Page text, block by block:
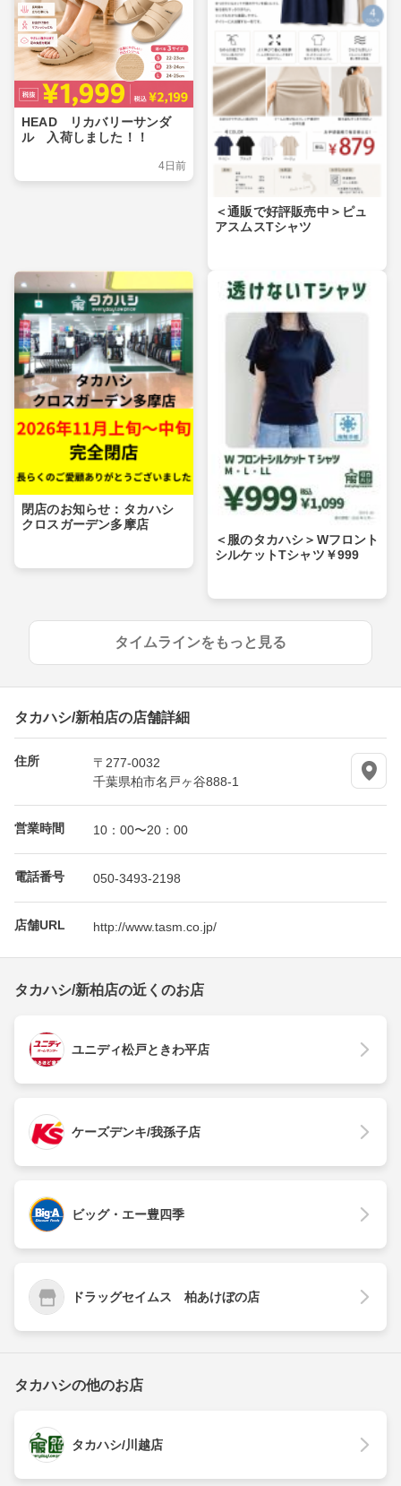
HEAD リカバリーサンダ
ル 入荷しました！！
4日前
＜通販で好評販売中＞ピュ
アスムスTシャツ
閉店のお知らせ：タカハシ
クロスガーデン多摩店
＜服のタカハシ＞Wフロント
シルケットTシャツ￥999
タイムラインをもっと見る
タカハシ/新柏店の店舗詳細
住所
〒277-0032
千葉県柏市名戸ヶ谷888-1
営業時間 10：00〜20：00
電話番号 050-3493-2198
店舗URL http://www.tasm.co.jp/
タカハシ/新柏店の近くのお店
ユニディ松戸ときわ平店
ケーズデンキ/我孫子店
ビッグ・エー豊四季
ドラッグセイムス 柏あけぼの店
タカハシの他のお店
タカハシ/川越店